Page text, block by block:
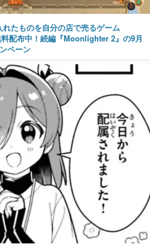
れたものを自分の店で売るゲーム
配布中！続編『Moonlighter 2』の9月
ペーン